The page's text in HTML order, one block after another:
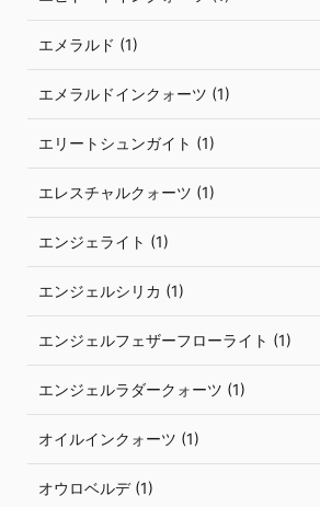
エメラルド (1)
エメラルドインクォーツ (1)
エリートシュンガイト (1)
エレスチャルクォーツ (1)
エンジェライト (1)
エンジェルシリカ (1)
エンジェルフェザーフローライト (1)
エンジェルラダークォーツ (1)
オイルインクォーツ (1)
オウロベルデ (1)